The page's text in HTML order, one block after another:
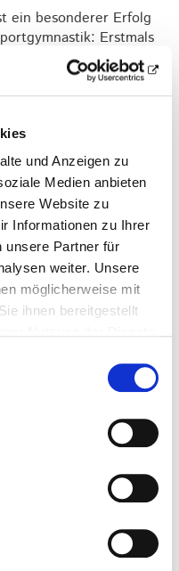
und Anzeigen zu
Medien anbieten
Website zu
Informationen zu Ihrer
unsere Partner für
weiter. Unsere
möglicherweise mit
ihnen bereitgestellt
ein besonderer Erfolg
Erstmals
Athletin bei einer
eine Medaille
wir darüber, was hinter
sich daraus für die
in
Podcast-